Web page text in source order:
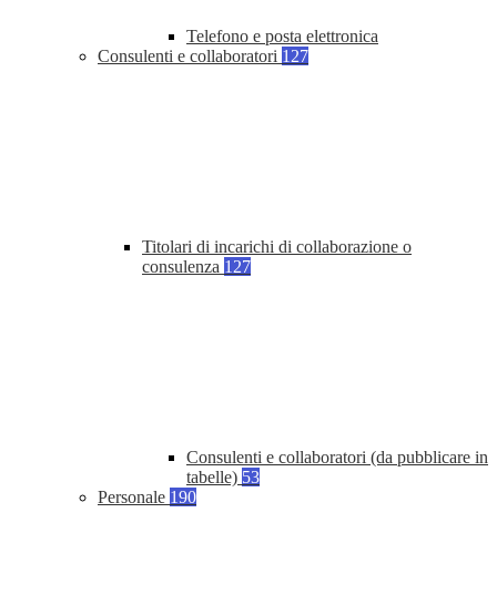
Telefono e posta elettronica
Consulenti e collaboratori 127
Titolari di incarichi di collaborazione o
consulenza 127
Consulenti e collaboratori (da pubblicare in
tabelle) 53
Personale 190